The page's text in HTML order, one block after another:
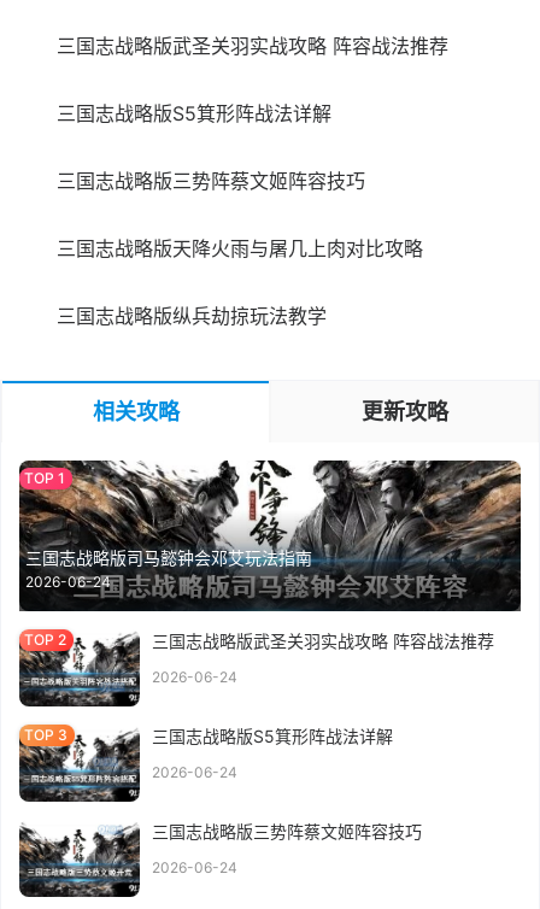
三国志战略版武圣关羽实战攻略 阵容战法推荐
三国志战略版S5箕形阵战法详解
三国志战略版三势阵蔡文姬阵容技巧
三国志战略版天降火雨与屠几上肉对比攻略
三国志战略版纵兵劫掠玩法教学
相关攻略 更新攻略
三国志战略版司马懿钟会邓艾玩法指南
2026-06-24
三国志战略版武圣关羽实战攻略 阵容战法推荐
2026-06-24
三国志战略版S5箕形阵战法详解
2026-06-24
三国志战略版三势阵蔡文姬阵容技巧
2026-06-24